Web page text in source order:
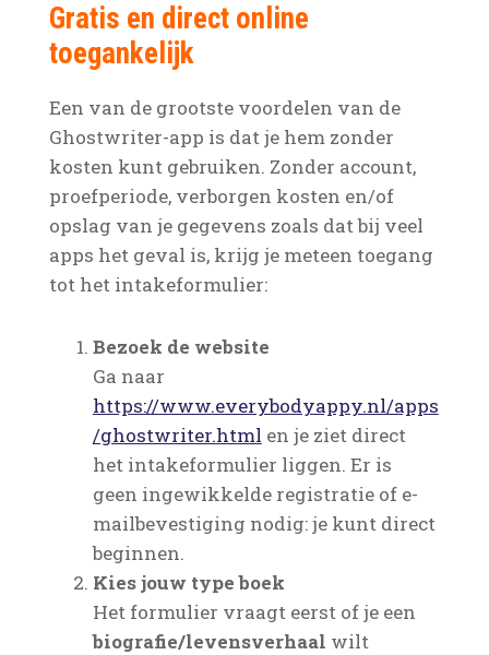
Gratis en direct online
toegankelijk
Een van de grootste voordelen van de
Ghostwriter-app is dat je hem zonder
kosten kunt gebruiken. Zonder account,
proefperiode, verborgen kosten en/of
opslag van je gegevens zoals dat bij veel
apps het geval is, krijg je meteen toegang
tot het intakeformulier:
Bezoek de website
Ga naar
https://www.everybodyappy.nl/apps
/ghostwriter.html en je ziet direct
het intakeformulier liggen. Er is
geen ingewikkelde registratie of e-
mailbevestiging nodig: je kunt direct
beginnen.
Kies jouw type boek
Het formulier vraagt eerst of je een
biografie/levensverhaal wilt